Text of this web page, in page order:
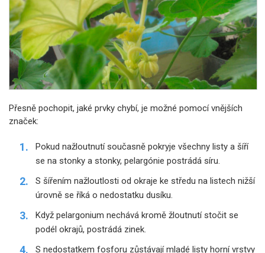
Přesně pochopit, jaké prvky chybí, je možné pomocí vnějších
značek:
Pokud nažloutnutí současně pokryje všechny listy a šíří
se na stonky a stonky, pelargónie postrádá síru.
S šířením nažloutlosti od okraje ke středu na listech nižší
úrovně se říká o nedostatku dusíku.
Když pelargonium nechává kromě žloutnutí stočit se
podél okrajů, postrádá zinek.
S nedostatkem fosforu zůstávají mladé listy horní vrstvy